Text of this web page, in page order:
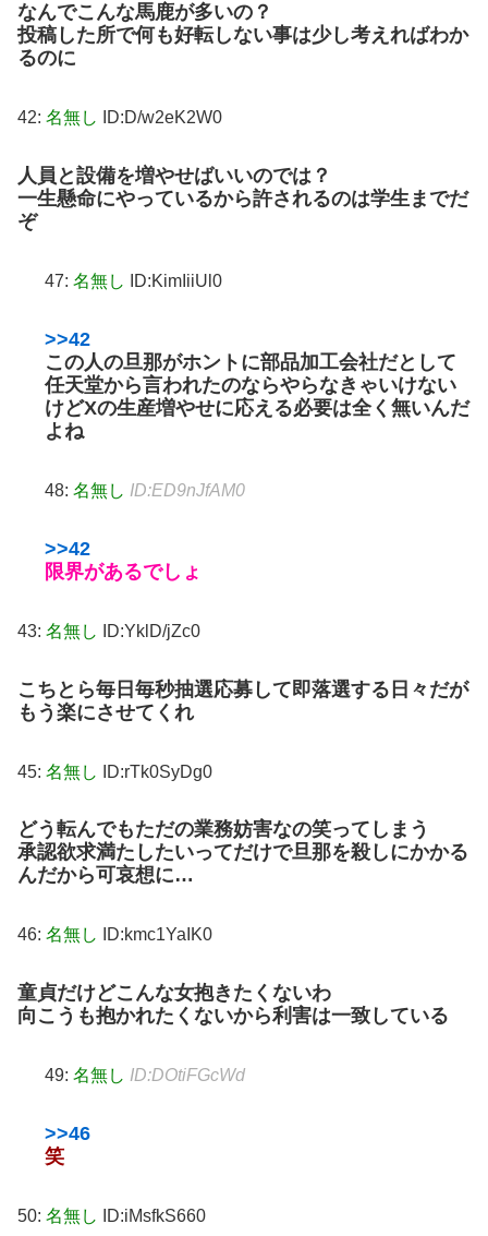
なんでこんな馬鹿が多いの？
投稿した所で何も好転しない事は少し考えればわか
るのに
42: 名無し ID:D/w2eK2W0
人員と設備を増やせばいいのでは？
一生懸命にやっているから許されるのは学生までだ
ぞ
47: 名無し ID:KimIiiUl0
>>42
この人の旦那がホントに部品加工会社だとして
任天堂から言われたのならやらなきゃいけない
けどXの生産増やせに応える必要は全く無いんだ
よね
48: 名無し ID:ED9nJfAM0
>>42
限界があるでしょ
43: 名無し ID:YklD/jZc0
こちとら毎日毎秒抽選応募して即落選する日々だが
もう楽にさせてくれ
45: 名無し ID:rTk0SyDg0
どう転んでもただの業務妨害なの笑ってしまう
承認欲求満たしたいってだけで旦那を殺しにかかる
んだから可哀想に…
46: 名無し ID:kmc1YaIK0
童貞だけどこんな女抱きたくないわ
向こうも抱かれたくないから利害は一致している
49: 名無し ID:DOtiFGcWd
>>46
笑
50: 名無し ID:iMsfkS660